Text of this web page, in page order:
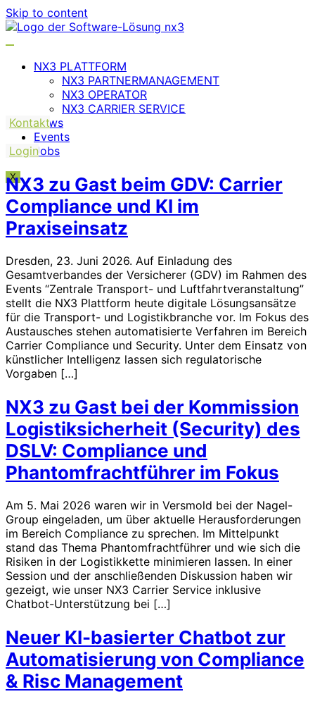
Skip to content
NX3 PLATTFORM
NX3 PARTNERMANAGEMENT
NX3 OPERATOR
NX3 CARRIER SERVICE
News
Events
Jobs
X
Kontakt
Login
NX3 zu Gast beim GDV: Carrier
Compliance und KI im
Praxiseinsatz
Dresden, 23. Juni 2026. Auf Einladung des
Gesamtverbandes der Versicherer (GDV) im Rahmen des
Events “Zentrale Transport- und Luftfahrtveranstaltung”
stellt die NX3 Plattform heute digitale Lösungsansätze
für die Transport- und Logistikbranche vor. Im Fokus des
Austausches stehen automatisierte Verfahren im Bereich
Carrier Compliance und Security. Unter dem Einsatz von
künstlicher Intelligenz lassen sich regulatorische
Vorgaben […]
NX3 zu Gast bei der Kommission
Logistiksicherheit (Security) des
DSLV: Compliance und
Phantomfrachtführer im Fokus
Am 5. Mai 2026 waren wir in Versmold bei der Nagel-
Group eingeladen, um über aktuelle Herausforderungen
im Bereich Compliance zu sprechen. Im Mittelpunkt
stand das Thema Phantomfrachtführer und wie sich die
Risiken in der Logistikkette minimieren lassen. In einer
Session und der anschließenden Diskussion haben wir
gezeigt, wie unser NX3 Carrier Service inklusive
Chatbot-Unterstützung bei […]
Neuer KI-basierter Chatbot zur
Automatisierung von Compliance
& Risc Management